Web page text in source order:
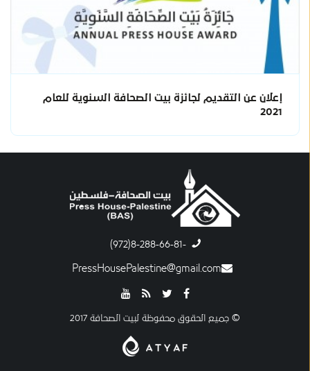
إعلان عن التقديم لجائزة بيت الصحافة السنوية للعام
2021
-8-288-66-81(972)
PressHousePalestine@gmail.com
© جميع الحقوق محفوظة لبيت الصحافة 2017